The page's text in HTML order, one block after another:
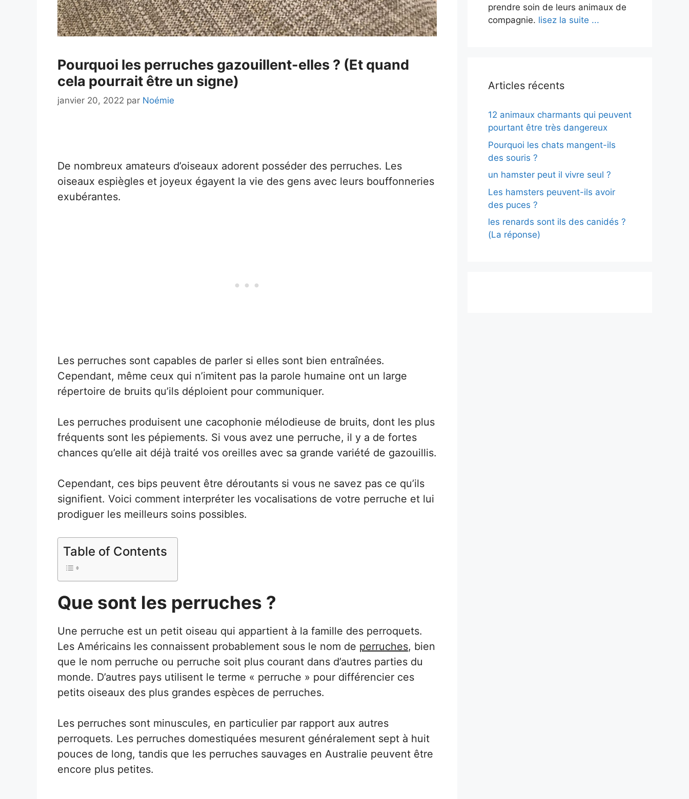
Pourquoi les perruches gazouillent-elles ? (Et quand
cela pourrait être un signe)
janvier 20, 2022 par Noémie
De nombreux amateurs d’oiseaux adorent posséder des perruches. Les
oiseaux espiègles et joyeux égayent la vie des gens avec leurs bouffonneries
exubérantes.
Les perruches sont capables de parler si elles sont bien entraînées.
Cependant, même ceux qui n’imitent pas la parole humaine ont un large
répertoire de bruits qu’ils déploient pour communiquer.
Les perruches produisent une cacophonie mélodieuse de bruits, dont les plus
fréquents sont les pépiements. Si vous avez une perruche, il y a de fortes
chances qu’elle ait déjà traité vos oreilles avec sa grande variété de gazouillis.
Cependant, ces bips peuvent être déroutants si vous ne savez pas ce qu’ils
signifient. Voici comment interpréter les vocalisations de votre perruche et lui
prodiguer les meilleurs soins possibles.
Table of Contents
Que sont les perruches ?
Une perruche est un petit oiseau qui appartient à la famille des perroquets.
Les Américains les connaissent probablement sous le nom de perruches, bien
que le nom perruche ou perruche soit plus courant dans d’autres parties du
monde. D’autres pays utilisent le terme « perruche » pour différencier ces
petits oiseaux des plus grandes espèces de perruches.
Les perruches sont minuscules, en particulier par rapport aux autres
perroquets. Les perruches domestiquées mesurent généralement sept à huit
pouces de long, tandis que les perruches sauvages en Australie peuvent être
encore plus petites.
prendre soin de leurs animaux de
compagnie. lisez la suite ...
Articles récents
12 animaux charmants qui peuvent
pourtant être très dangereux
Pourquoi les chats mangent-ils
des souris ?
un hamster peut il vivre seul ?
Les hamsters peuvent-ils avoir
des puces ?
les renards sont ils des canidés ?
(La réponse)